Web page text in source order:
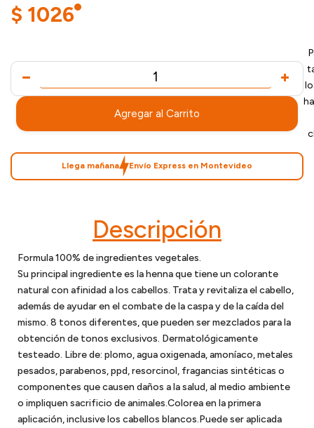
$ 1026
Agregar al Carrito
Llega mañana Envío Express en Montevideo
Descripción
Formula 100% de ingredientes vegetales.
Su principal ingrediente es la henna que tiene un colorante
natural con afinidad a los cabellos. Trata y revitaliza el cabello,
además de ayudar en el combate de la caspa y de la caída del
mismo. 8 tonos diferentes, que pueden ser mezclados para la
obtención de tonos exclusivos. Dermatológicamente
testeado. Libre de: plomo, agua oxigenada, amoníaco, metales
pesados, parabenos, ppd, resorcinol, fragancias sintéticas o
componentes que causen daños a la salud, al medio ambiente
o impliquen sacrificio de animales.Colorea en la primera
aplicación, inclusive los cabellos blancos.Puede ser aplicada